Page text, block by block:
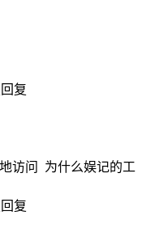
回复
访问 为什么娱记的工
回复